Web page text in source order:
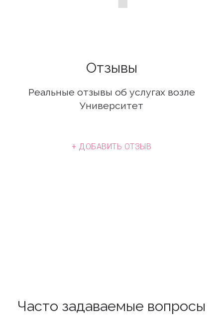
Отзывы
Реальные отзывы об услугах возле
Университет
+ ДОБАВИТЬ ОТЗЫВ
Часто задаваемые вопросы